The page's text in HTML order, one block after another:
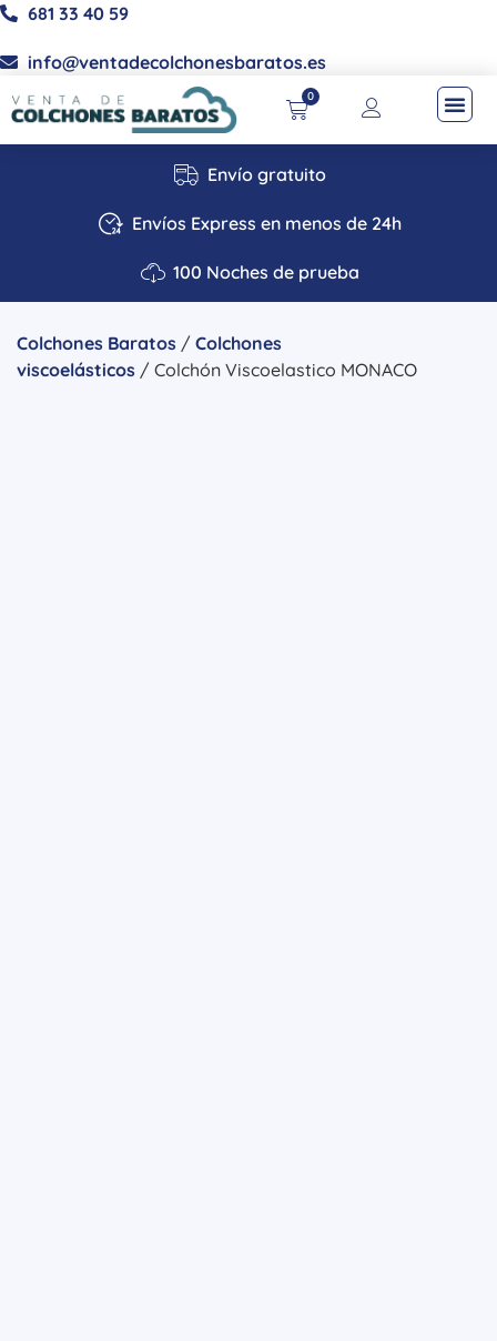
681 33 40 59
info@ventadecolchonesbaratos.es
0
Envío gratuito
Envíos Express en menos de 24h
100 Noches de prueba
Colchones Baratos / Colchones
viscoelásticos / Colchón Viscoelastico MONACO